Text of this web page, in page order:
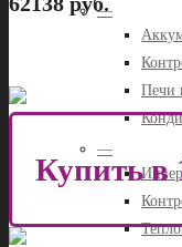
—
Печи
—
Купить в